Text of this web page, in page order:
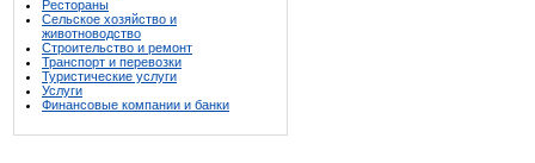
Рестораны
Сельское хозяйство и
животноводство
Строительство и ремонт
Транспорт и перевозки
Туристические услуги
Услуги
Финансовые компании и банки